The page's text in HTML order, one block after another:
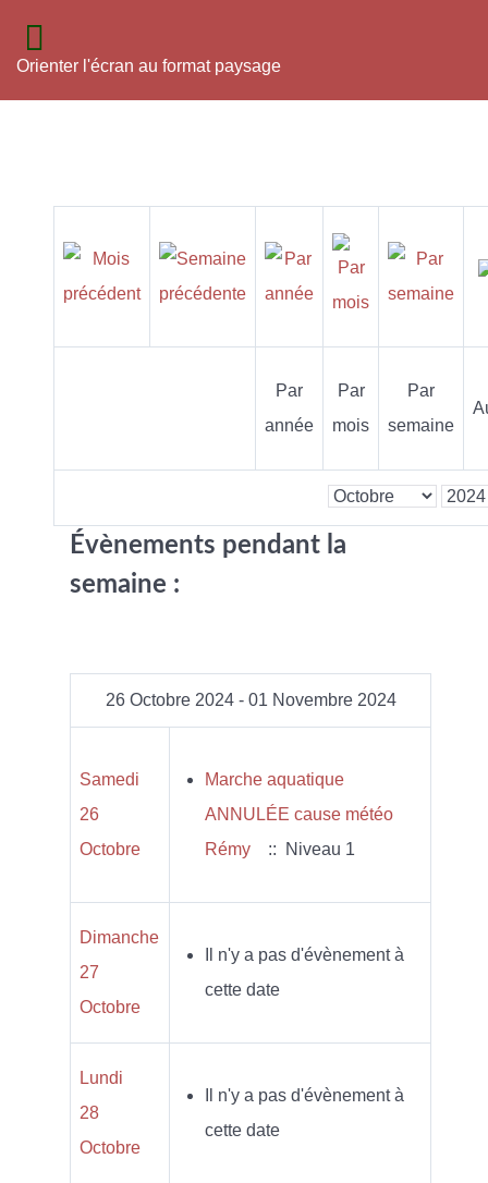
Orienter l'écran au format paysage
Par
année
Par
mois
Par
semaine
Évènements pendant la
semaine :
26 Octobre 2024 - 01 Novembre 2024
Samedi
26
Octobre
Marche aquatique
ANNULÉE cause météo
Rémy
:: Niveau 1
Dimanche
27
Octobre
Il n'y a pas d'évènement à
cette date
Lundi
28
Octobre
Il n'y a pas d'évènement à
cette date